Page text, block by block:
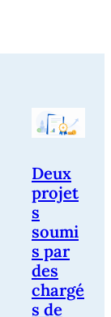
Deux
projet
s
soumi
s par
des
chargé
s de